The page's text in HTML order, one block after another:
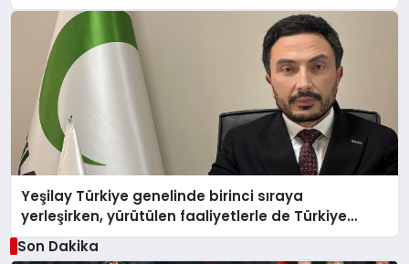
Yeşilay Türkiye genelinde birinci sıraya
yerleşirken, yürütülen faaliyetlerle de Türkiye
üçüncüsü oldu.
Son Dakika